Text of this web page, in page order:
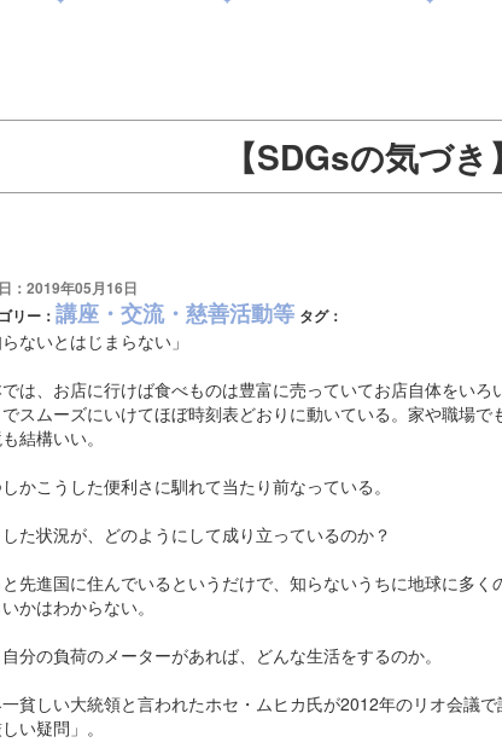
【SDGsの気づき】
：2019年05月16日
リー： 講座・交流・慈善活動等 タグ：
らないとはじまらない」
では、お店に行けば食べものは豊富に売っていてお店自体をい
でスムーズにいけてほぼ時刻表どおりに動いている。家や職場で
結構いい。
かこうした便利さに馴れて当たり前なっている。
た状況が、どのようにして成り立っているのか？
と先進国に住んでいるというだけで、知らないうちに地球に多
かはわからない。
分の負荷のメーターがあれば、どんな生活をするのか。
貧しい大統領と言われたホセ・ムヒカ氏が2012年のリオ会議
しい疑問」。